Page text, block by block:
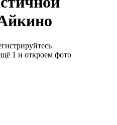
1 и откроем фото